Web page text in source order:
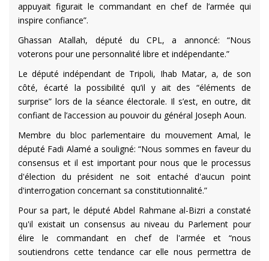
appuyait figurait le commandant en chef de l’armée qui
inspire confiance”.
Ghassan Atallah, député du CPL, a annoncé: “Nous
voterons pour une personnalité libre et indépendante.”
Le député indépendant de Tripoli, Ihab Matar, a, de son
côté, écarté la possibilité qu’il y ait des “éléments de
surprise” lors de la séance électorale. Il s’est, en outre, dit
confiant de l’accession au pouvoir du général Joseph Aoun.
Membre du bloc parlementaire du mouvement Amal, le
député Fadi Alamé a souligné: “Nous sommes en faveur du
consensus et il est important pour nous que le processus
d'élection du président ne soit entaché d'aucun point
d'interrogation concernant sa constitutionnalité.”
Pour sa part, le député Abdel Rahmane al-Bizri a constaté
qu'il existait un consensus au niveau du Parlement pour
élire le commandant en chef de l'armée et “nous
soutiendrons cette tendance car elle nous permettra de